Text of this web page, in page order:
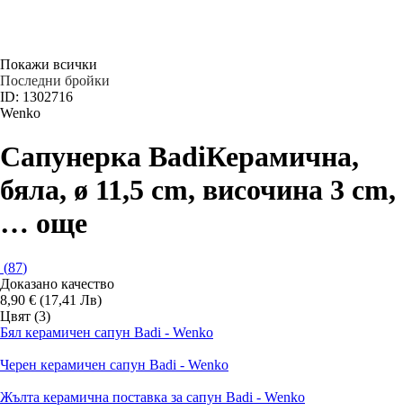
Покажи всички
Последни бройки
ID: 1302716
Wenko
Сапунерка BadiКерамична,
бяла, ø 11,5 cm, височина 3 cm,
… още
(87)
Доказано качество
8,90 € (17,41 Лв)
Цвят (3)
Бял керамичен сапун Badi - Wenko
Черен керамичен сапун Badi - Wenko
Жълта керамична поставка за сапун Badi - Wenko